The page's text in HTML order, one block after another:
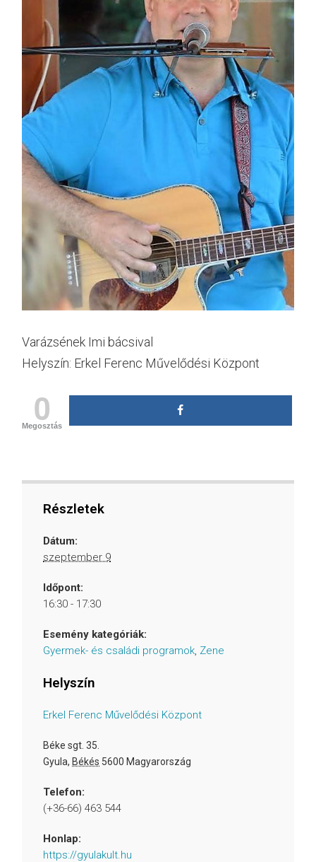
Varázsének Imi bácsival
Helyszín: Erkel Ferenc Művelődési Központ
0
Megosztás
Részletek
Dátum:
szeptember 9
Időpont:
16:30 - 17:30
Esemény kategóriák:
Gyermek- és családi programok, Zene
Helyszín
Erkel Ferenc Művelődési Központ
Béke sgt. 35.
Gyula, Békés 5600 Magyarország
Telefon:
(+36-66) 463 544
Honlap:
https://gyulakult.hu